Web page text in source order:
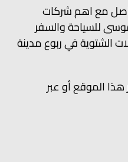
مع اهم شركات
للسياحة والسفر
الشتوية في ربوع مدينة
الموقع أو عبر